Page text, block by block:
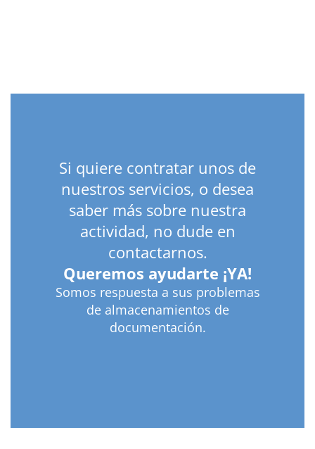
Si quiere contratar unos de
nuestros servicios, o desea
saber más sobre nuestra
actividad, no dude en
contactarnos.
Queremos ayudarte ¡YA!
Somos respuesta a sus problemas
de almacenamientos de
documentación.